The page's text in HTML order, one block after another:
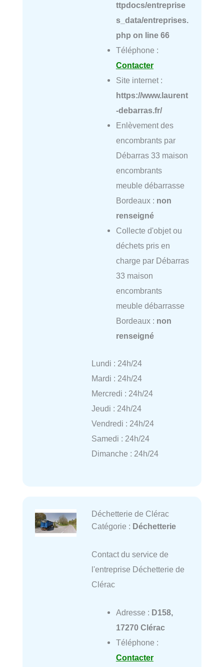
ttpdocs/entreprise
s_data/entreprises.
php on line 66
Téléphone :
Contacter
Site internet :
https://www.laurent
-debarras.fr/
Enlèvement des
encombrants par
Débarras 33 maison
encombrants
meuble débarrasse
Bordeaux : non
renseigné
Collecte d'objet ou
déchets pris en
charge par Débarras
33 maison
encombrants
meuble débarrasse
Bordeaux : non
renseigné
Lundi : 24h/24
Mardi : 24h/24
Mercredi : 24h/24
Jeudi : 24h/24
Vendredi : 24h/24
Samedi : 24h/24
Dimanche : 24h/24
Déchetterie de Clérac
Catégorie : Déchetterie
Contact du service de
l'entreprise Déchetterie de
Clérac
Adresse : D158,
17270 Clérac
Téléphone :
Contacter